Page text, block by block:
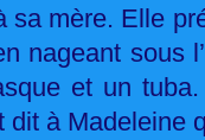
sa mère. Elle
nageant sous
et un
à Madeleine